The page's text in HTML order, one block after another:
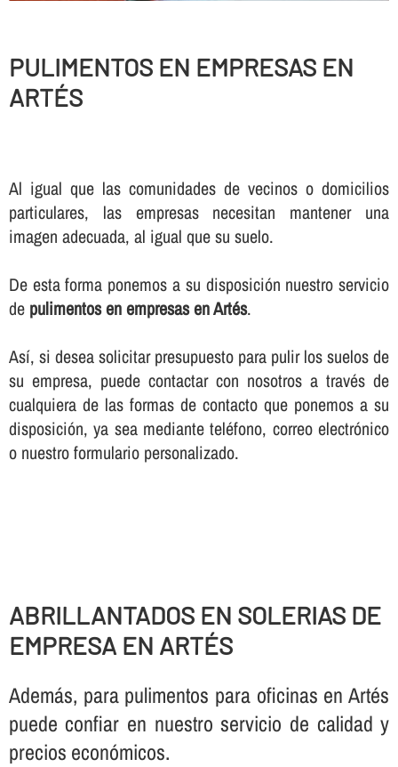
PULIMENTOS EN EMPRESAS EN
ARTÉS
Al igual que las comunidades de vecinos o domicilios
particulares, las empresas necesitan mantener una
imagen adecuada, al igual que su suelo.
De esta forma ponemos a su disposición nuestro servicio
de pulimentos en empresas en Artés.
Así­, si desea solicitar presupuesto para pulir los suelos de
su empresa, puede contactar con nosotros a través de
cualquiera de las formas de contacto que ponemos a su
disposición, ya sea mediante teléfono, correo electrónico
o nuestro formulario personalizado.
ABRILLANTADOS EN SOLERIAS DE
EMPRESA EN ARTÉS
Además, para pulimentos para oficinas en Artés
puede confiar en nuestro servicio de calidad y
precios económicos.